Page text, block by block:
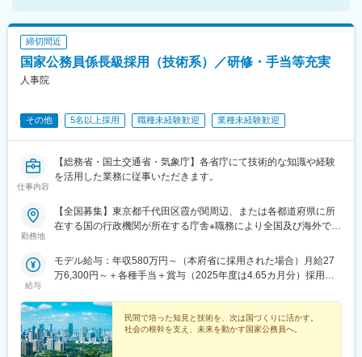
締切間近
国家公務員係長級採用（技術系）／研修・手当等充実
人事院
その他 5名以上採用 職種未経験歓迎 業種未経験歓迎
仕事内容
【総務省・国土交通省・気象庁】各省庁にて技術的な知識や経験
を活用した業務に従事いただきます。
勤務地
【全国募集】東京都千代田区霞が関周辺、または各都道府県に所
在する国の行政機関が所在する庁舎※職務により全国及び海外での
（北海道・東北・関東・信越・東海・近畿・九州）■国土交通
省： 本省区分／国土交通省本省 地方整備局・北海道開発局区
国・九州）または北海道開発局管内■気象庁：気象庁本庁または気
象衛星センター、管区気象台（札幌、仙台、東京、大阪、福
岡）、沖縄気象台、地方気象台または測候所※就業場所の変更の範
囲：各府省の定める場所
給与
モデル給与：年収580万円～（本府省に採用された場合）月給27
万6,300円～＋各種手当＋賞与（2025年度は4.65カ月分）採用時
程度の経験年数を有する国家公務員が受ける俸給月額との均衡を
考慮して決定します。※地域手当、本府省業務調整手当、通勤手
当、住居手当、扶養手当、超過勤務手当 等※2026年４月１日現在
の「一般職の職員の給与に関する法律」の規定によるものです。
民間で培った知見と技術を、次は国づくりに活かす。
社会の根幹を支え、未来を動かす国家公務員へ。